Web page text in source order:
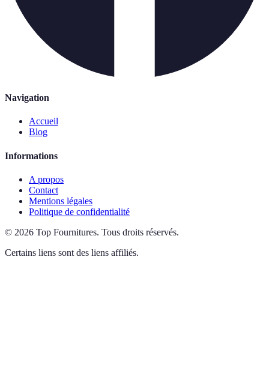
Navigation
Accueil
Blog
Informations
A propos
Contact
Mentions légales
Politique de confidentialité
© 2026 Top Fournitures. Tous droits réservés.
Certains liens sont des liens affiliés.